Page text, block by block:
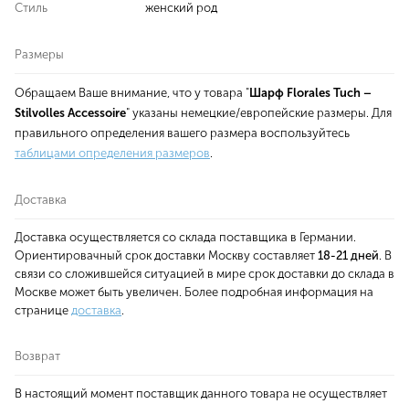
Стиль
женский род
Размеры
Обращаем Ваше внимание, что у товара "Шарф Florales Tuch –
Stilvolles Accessoire" указаны немецкие/европейские размеры. Для
правильного определения вашего размера воспользуйтесь
таблицами определения размеров.
Доставка
Доставка осуществляется со склада поставщика в Германии.
Ориентировачный срок доставки Москву составляет 18-21 дней. В
связи со сложившейся ситуацией в мире срок доставки до склада в
Москве может быть увеличен. Более подробная информация на
странице доставка.
Возврат
В настоящий момент поставщик данного товара не осуществляет